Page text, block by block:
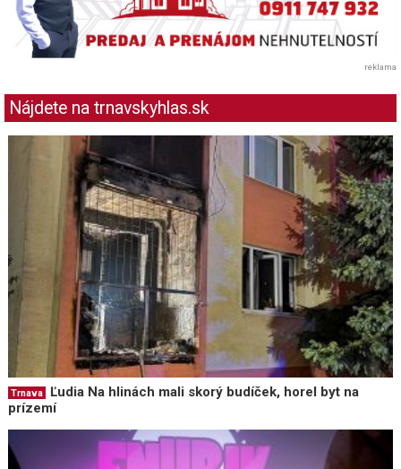
reklama
Nájdete na trnavskyhlas.sk
Trnava
Ľudia Na hlinách mali skorý budíček, horel byt na
prízemí